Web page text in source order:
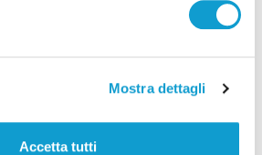
Mostra dettagli
Accetta tutti